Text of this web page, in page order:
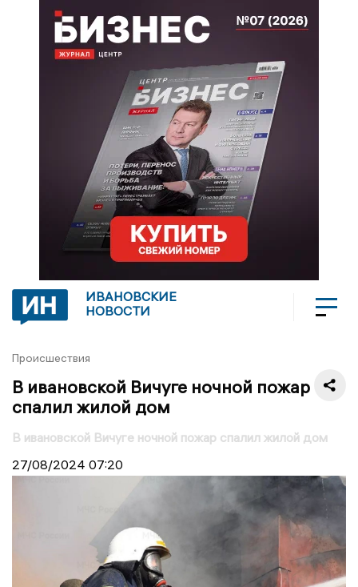
ИВАНОВСКИЕ
НОВОСТИ
Происшествия
В ивановской Вичуге ночной пожар
спалил жилой дом
В ивановской Вичуге ночной пожар спалил жилой дом
27/08/2024 07:20